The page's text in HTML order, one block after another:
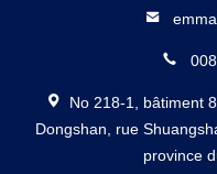
No 218-1, bâtiment
Dongshan, rue
province